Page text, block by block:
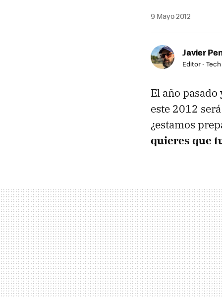
9 Mayo 2012
Javier
Editor - Tech
El año
este 2012
¿estamos
quieres que